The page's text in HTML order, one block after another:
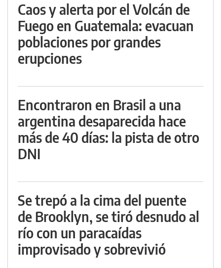
Caos y alerta por el Volcán de
Fuego en Guatemala: evacuan
poblaciones por grandes
erupciones
Encontraron en Brasil a una
argentina desaparecida hace
más de 40 días: la pista de otro
DNI
Se trepó a la cima del puente
de Brooklyn, se tiró desnudo al
río con un paracaídas
improvisado y sobrevivió